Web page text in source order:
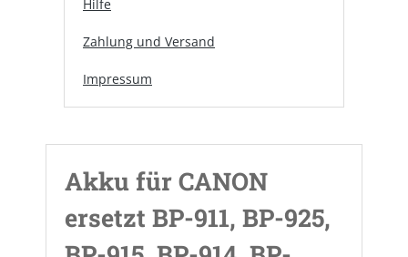
Hilfe
Zahlung und Versand
Impressum
Akku für CANON
ersetzt BP-911, BP-925,